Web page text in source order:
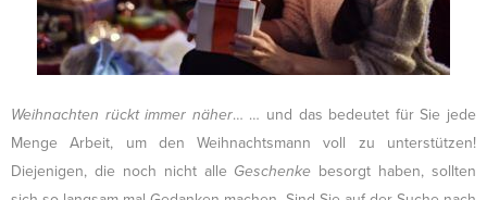
Weihnachten rückt immer näher… … und das bedeutet für Sie jede
Menge Arbeit, um den Weihnachtsmann voll zu unterstützen!
Diejenigen, die noch nicht alle Geschenke besorgt haben, sollten